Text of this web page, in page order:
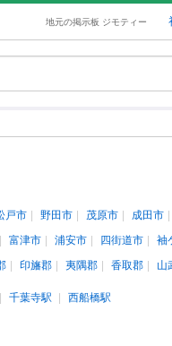
地元の掲示板 ジモティー
戸市 野田市 茂原市 成田市
富津市 浦安市 四街道市 袖
印旛郡 夷隅郡 香取郡 山
千葉寺駅
西船橋駅